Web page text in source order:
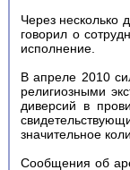
Через несколько
говорил о
исполнение.
В апреле 2010
религиозными
диверсий в
значительное
Сообщения об